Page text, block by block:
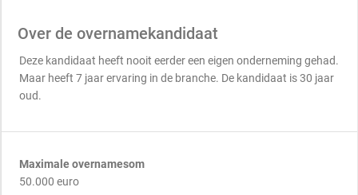
Over de overnamekandidaat
Deze kandidaat heeft nooit eerder een eigen onderneming gehad.
Maar heeft 7 jaar ervaring in de branche. De kandidaat is 30 jaar
oud.
Maximale overnamesom
50.000 euro